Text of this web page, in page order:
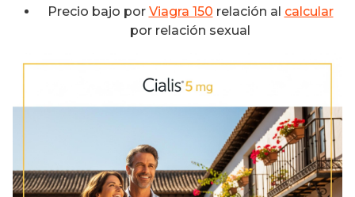
Precio bajo por Viagra 150 relación al calcular
por relación sexual